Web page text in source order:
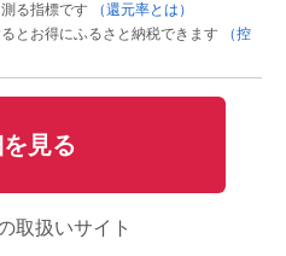
る指標です
（還元率とは）
とお得にふるさと納税できます
（控
見る
取扱いサイト